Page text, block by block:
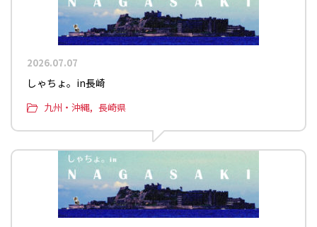
2026.07.07
しゃちょ。in長崎
九州・沖縄 長崎県